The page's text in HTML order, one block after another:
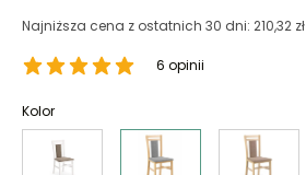
Najniższa cena z ostatnich 30 dni: 210,32 zł
6 opinii
Kolor